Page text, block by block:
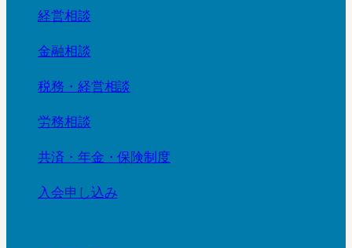
経営相談
金融相談
税務・経営相談
労務相談
共済・年金・保険制度
入会申し込み